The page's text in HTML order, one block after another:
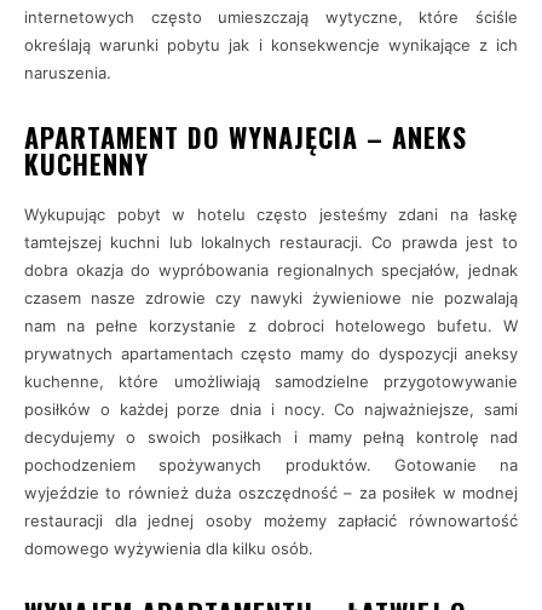
internetowych często umieszczają wytyczne, które ściśle
określają warunki pobytu jak i konsekwencje wynikające z ich
naruszenia.
APARTAMENT DO WYNAJĘCIA – ANEKS
KUCHENNY
Wykupując pobyt w hotelu często jesteśmy zdani na łaskę
tamtejszej kuchni lub lokalnych restauracji. Co prawda jest to
dobra okazja do wypróbowania regionalnych specjałów, jednak
czasem nasze zdrowie czy nawyki żywieniowe nie pozwalają
nam na pełne korzystanie z dobroci hotelowego bufetu. W
prywatnych apartamentach często mamy do dyspozycji aneksy
kuchenne, które umożliwiają samodzielne przygotowywanie
posiłków o każdej porze dnia i nocy. Co najważniejsze, sami
decydujemy o swoich posiłkach i mamy pełną kontrolę nad
pochodzeniem spożywanych produktów. Gotowanie na
wyjeździe to również duża oszczędność – za posiłek w modnej
restauracji dla jednej osoby możemy zapłacić równowartość
domowego wyżywienia dla kilku osób.